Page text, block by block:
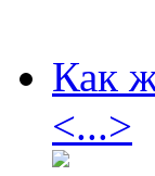
Как
<...>